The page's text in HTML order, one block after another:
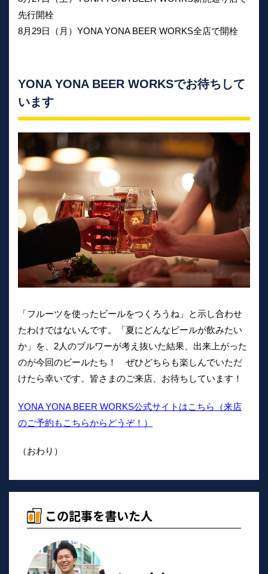
先行開栓
8月29日（月）YONA YONA BEER WORKS全店で開栓
YONA YONA BEER WORKSでお待ちして
います
「フルーツを使ったビールをつくろうね」と示し合わせ
たわけではないんです。「夏にどんなビールが飲みたい
か」を、2人のブルワーが考え抜いた結果、出来上がった
のが今回のビールたち！ ぜひどちらも楽しんでいただ
けたら幸いです。皆さまのご来店、お待ちしています！
YONA YONA BEER WORKS公式サイトはこちら（来店
のご予約もこちらからどうぞ！）
（おわり）
この記事を書いた人